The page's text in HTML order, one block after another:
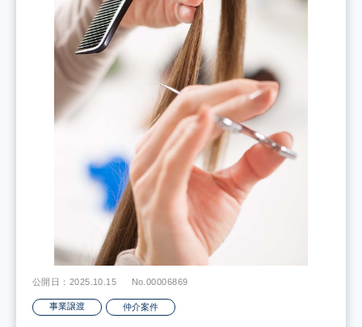
公開日：2025.10.15 No.00006869
事業譲渡 仲介案件